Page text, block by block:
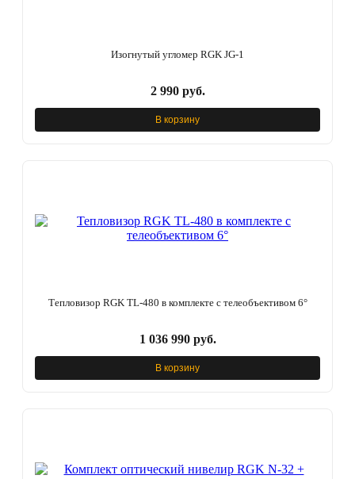
Изогнутый угломер RGK JG-1
2 990 руб.
В корзину
Тепловизор RGK TL-480 в комплекте с телеобъективом 6°
1 036 990 руб.
В корзину